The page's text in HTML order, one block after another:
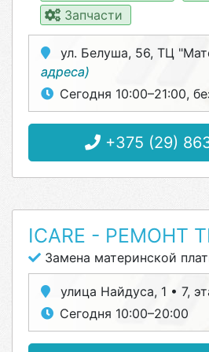
Запчасти
ул. Белуша, 56, ТЦ
адреса)
Сегодня 10:00–21:00,
+375 (29)
ICARE - РЕМОНТ
Замена материнской
улица Найдуса, 1 • 7,
Сегодня 10:00–20:00